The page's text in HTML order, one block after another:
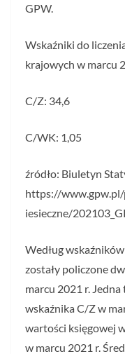
GPW.
Wskaźniki do
krajowych w marcu
C/Z: 34,6
C/WK: 1,05
źródło: Biuletyn
https://
iesieczne/
Według
zostały policzone
marcu 2021 r.
wskaźnika C/Z w
wartości księgowej
w marcu 2021 r.